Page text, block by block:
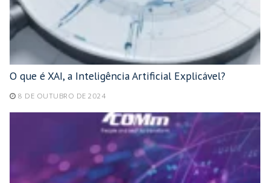
O que é XAI, a Inteligência Artificial Explicável?
8 DE OUTUBRO DE 2024